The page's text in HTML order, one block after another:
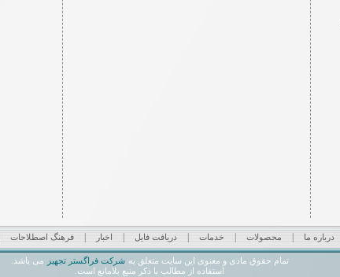
درباره ما محصولات خدمات دریافت فایل اخبار فرهنگ اصطلاحات
تمام حقوق مادی و معنوی این سایت متعلق به شرکت فراگستر تجهیز
می باشد.
استفاده از مطالب با ذکر منبع بلامانع است.